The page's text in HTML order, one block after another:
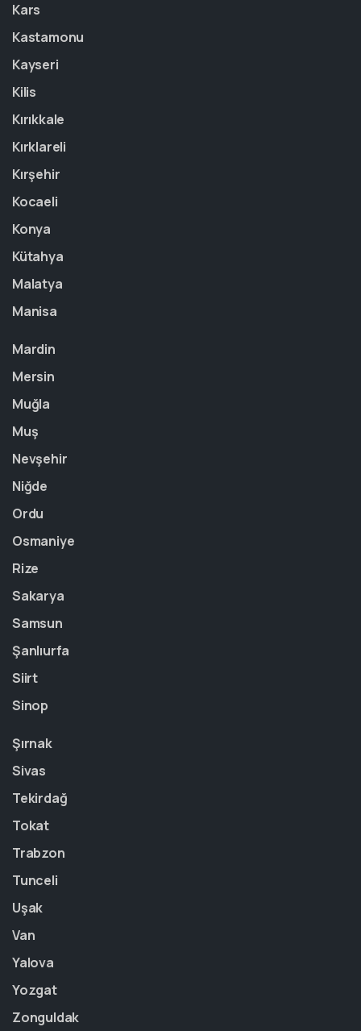
Kars
Kastamonu
Kayseri
Kilis
Kırıkkale
Kırklareli
Kırşehir
Kocaeli
Konya
Kütahya
Malatya
Manisa
Mardin
Mersin
Muğla
Muş
Nevşehir
Niğde
Ordu
Osmaniye
Rize
Sakarya
Samsun
Şanlıurfa
Siirt
Sinop
Şırnak
Sivas
Tekirdağ
Tokat
Trabzon
Tunceli
Uşak
Van
Yalova
Yozgat
Zonguldak